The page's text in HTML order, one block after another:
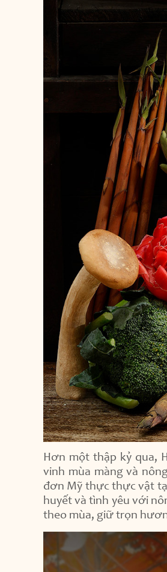
Hơn một thập kỷ qua,
vinh mùa màng và
đơn Mỹ thực thực vật
huyết và tình yêu với
theo mùa, giữ trọn